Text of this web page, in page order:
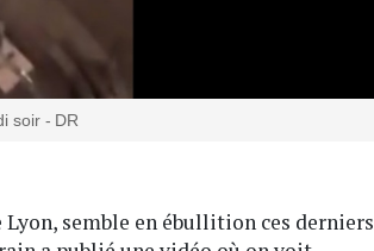
soir - DR
semble en ébullition ces derniers